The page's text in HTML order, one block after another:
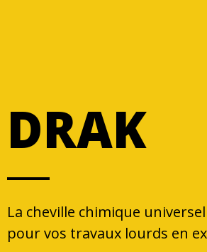
DRAK
La cheville chimique
pour vos travaux lourds en